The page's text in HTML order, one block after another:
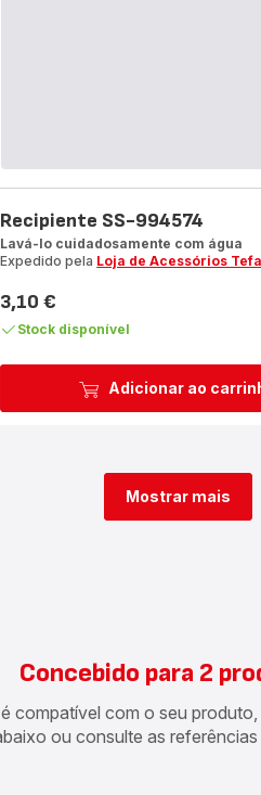
Adicionar ao
Recipiente SS-994574
Lavá-lo cuidadosamente com água
Expedido pela Loja de Acessórios
Preço
3,10 €
Stock disponível
Mostrar mais
Concebido para 2
compatível com o seu
ou consulte as